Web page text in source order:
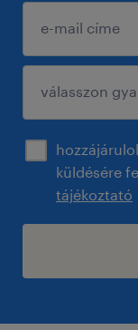
küldésére
tájékoztató